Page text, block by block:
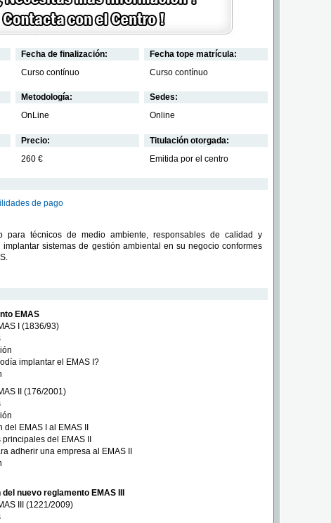
Fecha de finalización:
Curso contínuo
Fecha tope matrícula:
Curso contínuo
Metodología:
OnLine
Sedes:
Online
Precio:
260 €
Titulación otorgada:
Emitida por el centro
de pago
para técnicos de medio ambiente, responsables de calidad y
sistemas de gestión ambiental en su negocio conformes
EMAS
I (1836/93)
implantar el EMAS I?
II (176/2001)
del EMAS I al EMAS II
del EMAS II
adherir una empresa al EMAS II
nuevo reglamento EMAS III
III (1221/2009)